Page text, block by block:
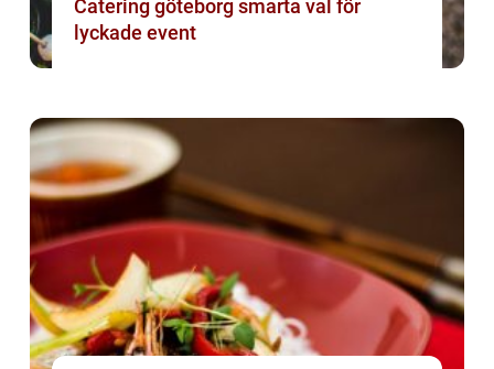
Catering göteborg smarta val för
lyckade event